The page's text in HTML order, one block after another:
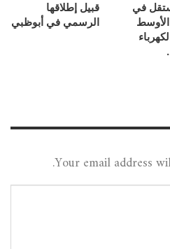
في
قبيل إطلاقها
الرسمي في أبوظبي
Your email address